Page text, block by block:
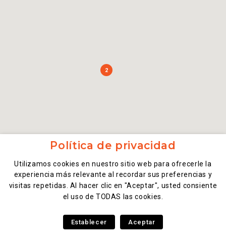
2
Política de privacidad
Utilizamos cookies en nuestro sitio web para ofrecerle la
experiencia más relevante al recordar sus preferencias y
visitas repetidas. Al hacer clic en "Aceptar", usted consiente
el uso de TODAS las cookies.
Establecer Aceptar